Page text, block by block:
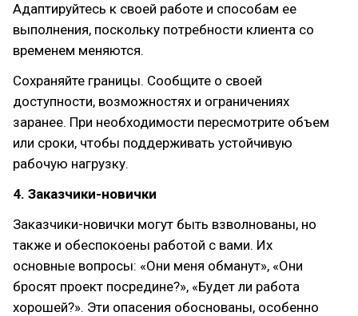
Адаптируйтесь к своей работе и способам ее
выполнения, поскольку потребности клиента со
временем меняются.
Сохраняйте границы. Сообщите о своей
доступности, возможностях и ограничениях
заранее. При необходимости пересмотрите объем
или сроки, чтобы поддерживать устойчивую
рабочую нагрузку.
4. Заказчики-новички
Заказчики-новички могут быть взволнованы, но
также и обеспокоены работой с вами. Их
основные вопросы: «Они меня обманут», «Они
бросят проект посредине?», «Будет ли работа
хорошей?». Эти опасения обоснованы, особенно